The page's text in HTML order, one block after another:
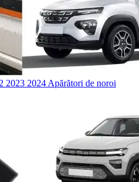
2023 2024 Apărători de noroi